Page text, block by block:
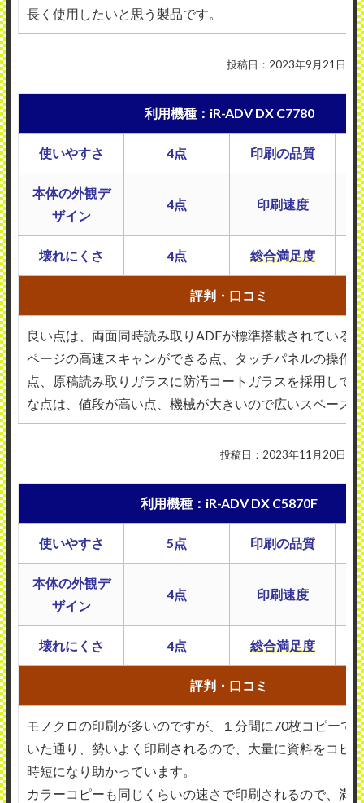
長く使用したいと思う製品です。
投稿日：2023年9月21日
利用機種：iR-ADV DX C7780
使いやすさ 4点 印刷の品質
本体の外観デ
ザイン
4点 印刷速度
壊れにくさ 4点 総合満足度
評判・口コミ
良い点は、両面同時読み取りADFが標準搭載されている
ページの高速スキャンができる点、タッチパネルの操作
点、原稿読み取りガラスに防汚コートガラスを採用して
な点は、値段が高い点、機械が大きいので広いスペース
投稿日：2023年11月20日
利用機種：iR-ADV DX C5870F
使いやすさ 5点 印刷の品質
本体の外観デ
ザイン
4点 印刷速度
壊れにくさ 4点 総合満足度
評判・口コミ
モノクロの印刷が多いのですが、１分間に70枚コピーで
いた通り、勢いよく印刷されるので、大量に資料をコピ
時短になり助かっています。
カラーコピーも同じくらいの速さで印刷されるので、満